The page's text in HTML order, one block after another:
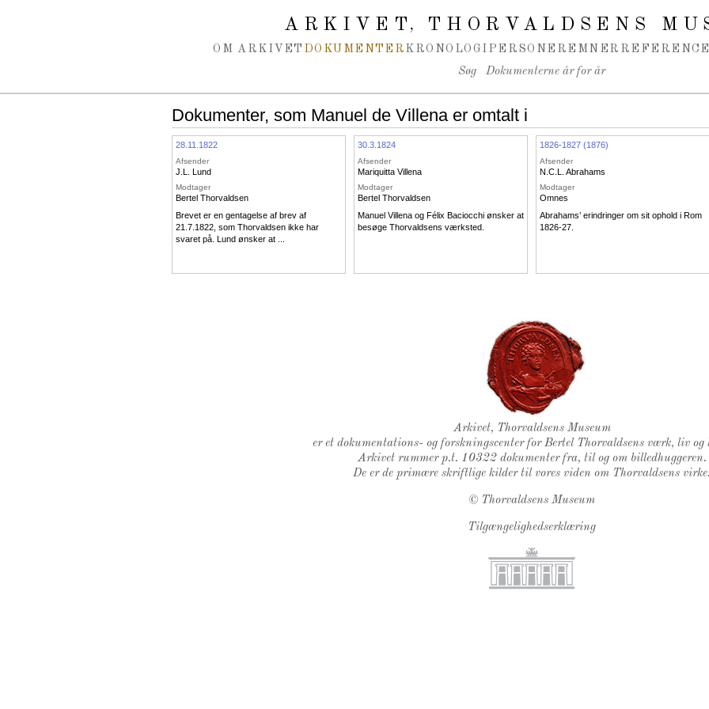
ARKIVET, THORVALDSENS
OM ARKIVET DOKUMENTER KRONOLOGI PERSONER EMNER
Søg Dokumenterne år for år
Dokumenter, som Manuel de Villena er omtalt i
28.11.1822
Afsender
J.L. Lund
Modtager
Bertel Thorvaldsen
Brevet er en gentagelse af brev af
21.7.1822, som Thorvaldsen ikke har
svaret på. Lund ønsker at ...
30.3.1824
Afsender
Mariquitta Villena
Modtager
Bertel Thorvaldsen
Manuel Villena og Félix Baciocchi ønsker at
besøge Thorvaldsens værksted.
1826-1827 (1876)
Afsender
N.C.L. Abrahams
Modtager
Omnes
Abrahams’ erindringer om sit ophold i Rom
1826-27.
Thorvaldsens Segl
Arkivet, Thorvaldsens Museum
er et dokumentations- og forskningscenter for Bertel Thorvaldsens værk, liv og
Arkivet rummer p.t. 10322 dokumenter fra, til og om billedhuggeren.
De er de primære skriftlige kilder til vores viden om Thorvaldsens virke.
© Thorvaldsens Museum
Tilgængelighedserklæring